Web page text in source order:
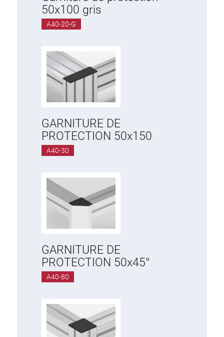
50x100 gris
A40-20-G
GARNITURE DE
PROTECTION 50x150
A40-30
GARNITURE DE
PROTECTION 50x45°
A40-80